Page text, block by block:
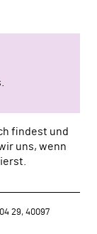
findest und
uns, wenn
29, 40097